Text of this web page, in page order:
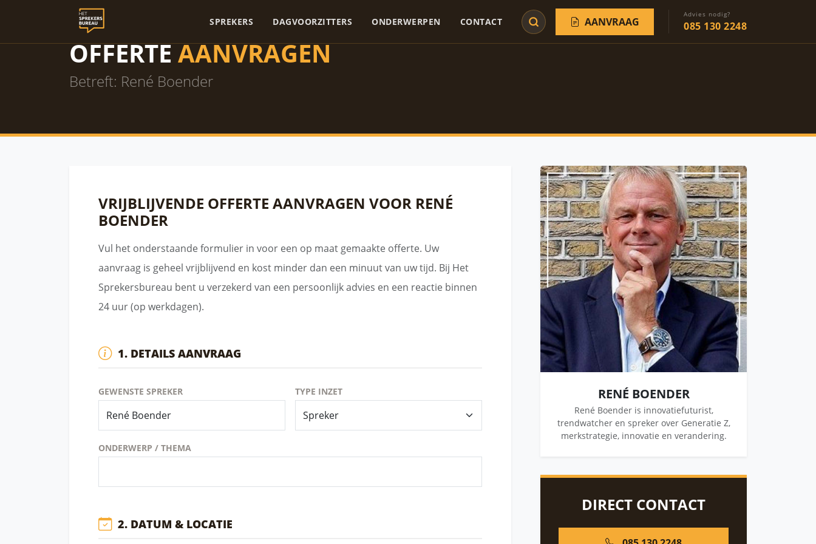
SPREKERS DAGVOORZITTERS ONDERWERPEN CONTACT AANVRAAG
Advies nodig?
085 130 2248
OFFERTEAANVRAGEN
Betreft: René Boender
VRIJBLIJVENDE OFFERTE AANVRAGEN VOOR RENÉ
BOENDER
Vul het onderstaande formulier in voor een op maat gemaakte offerte. Uw
aanvraag is geheel vrijblijvend en kost minder dan een minuut van uw tijd. Bij Het
Sprekersbureau bent u verzekerd van een persoonlijk advies en een reactie binnen
24 uur (op werkdagen).
1. DETAILS AANVRAAG
GEWENSTE SPREKER TYPE INZET
ONDERWERP / THEMA
2. DATUM & LOCATIE
RENÉ BOENDER
René Boender is innovatiefuturist,
trendwatcher en spreker over Generatie Z,
merkstrategie, innovatie en verandering.
DIRECT CONTACT